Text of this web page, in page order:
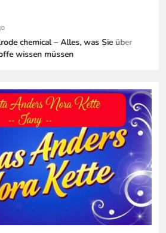
chemical – Alles, was Sie über
wissen müssen